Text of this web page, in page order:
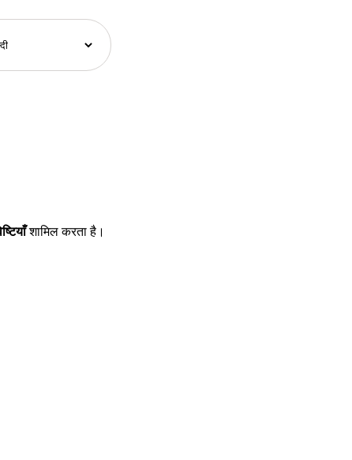
शामिल करता है।